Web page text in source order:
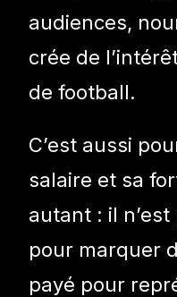
audiences,
crée de
de football.
C’est aussi
salaire et sa
autant : il
pour marquer
payé pour